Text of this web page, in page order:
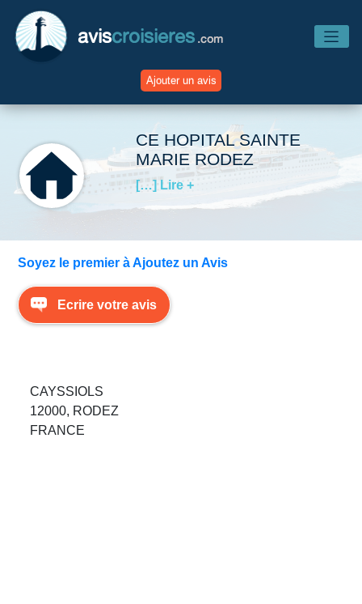
aviscroisieres .com
Ajouter un avis
Accueil
Avis Compagnies
Avis Escales
CE HOPITAL SAINTE
MARIE RODEZ
[…] Lire +
Soyez le premier à Ajoutez un Avis
Ecrire votre avis
CAYSSIOLS
12000, RODEZ
FRANCE